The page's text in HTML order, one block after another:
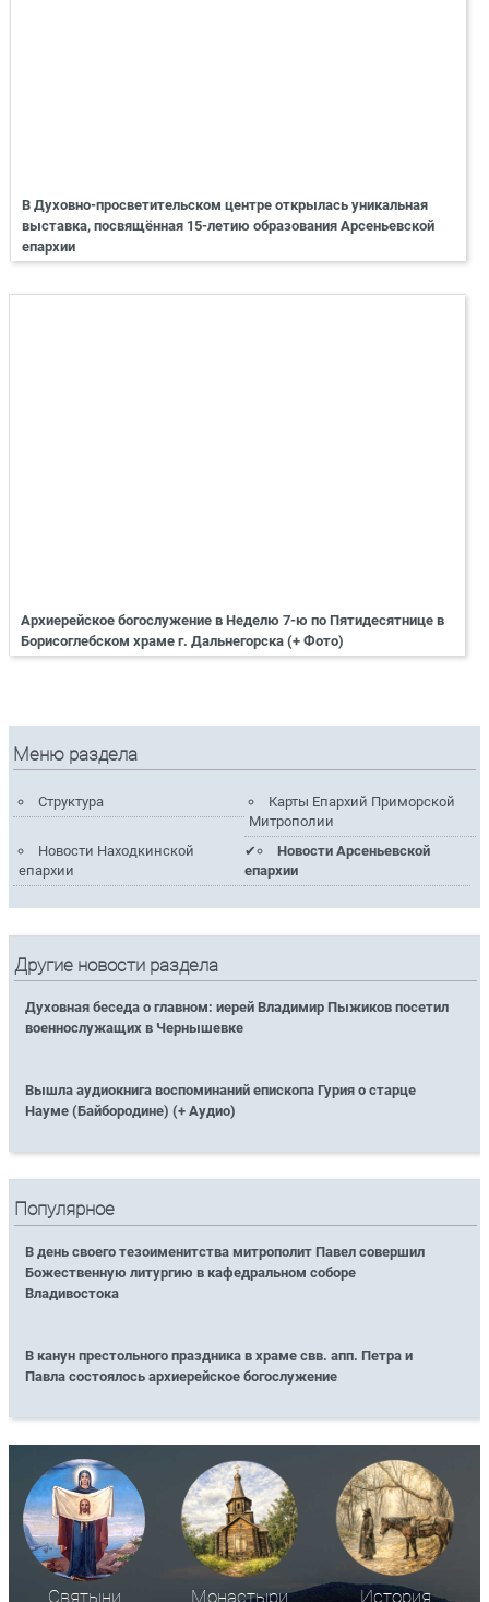
В Духовно-просветительском центре открылась уникальная
выставка, посвящённая 15-летию образования Арсеньевской
епархии
Архиерейское богослужение в Неделю 7-ю по Пятидесятнице в
Борисоглебском храме г. Дальнегорска (+ Фото)
Меню раздела
Структура
Карты Епархий Приморской
Митрополии
Новости Находкинской
епархии
Новости Арсеньевской
епархии
Другие новости раздела
Духовная беседа о главном: иерей Владимир Пыжиков посетил
военнослужащих в Чернышевке
Вышла аудиокнига воспоминаний епископа Гурия о старце
Науме (Байбородине) (+ Аудио)
Популярное
В день своего тезоименитства митрополит Павел совершил
Божественную литургию в кафедральном соборе
Владивостока
В канун престольного праздника в храме свв. апп. Петра и
Павла состоялось архиерейское богослужение
Святыни Монастыри История